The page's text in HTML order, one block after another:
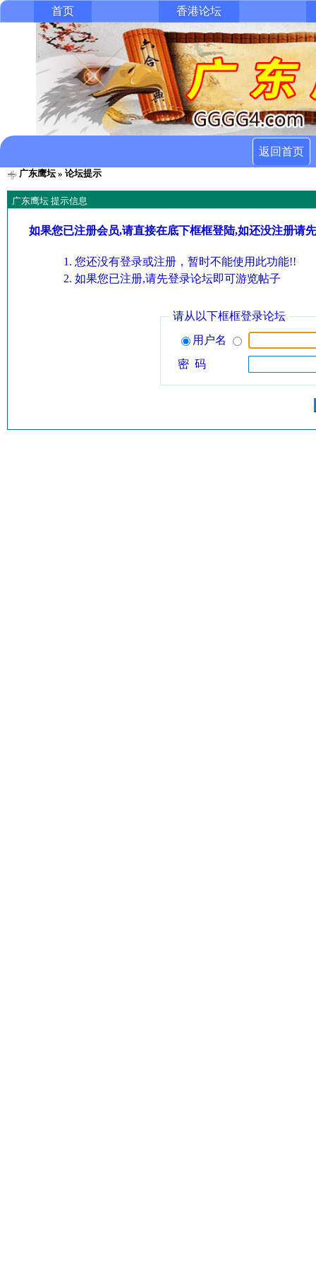
首页 香港论坛
返回首页
广东鹰坛» 论坛提示
广东鹰坛 提示信息
如果您已注册会员,请直接在底下框框登陆,如还没注册请
您还没有登录或注册，暂时不能使用此功能!!
如果您已注册,请先登录论坛即可游览帖子
请从以下框框登录论坛
用户名
密 码